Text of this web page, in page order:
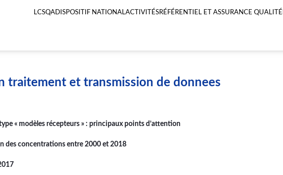
LCSQADISPOSITIF NATIONALACTIVITÉSRÉFÉRENTIEL ET ASSURANCE QUALITÉ
traitement et transmission de donnees
« modèles récepteurs » : principaux points d’attention
des concentrations entre 2000 et 2018